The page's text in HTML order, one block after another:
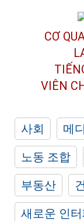
CƠ
VIÊN
사회 메
노동 조합
부동산
새로운 인